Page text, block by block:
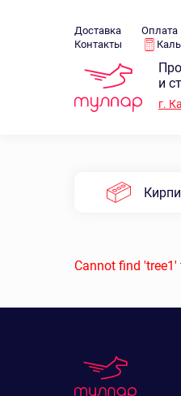
Доставка Оплата
Контакты
и
г.
Cannot find